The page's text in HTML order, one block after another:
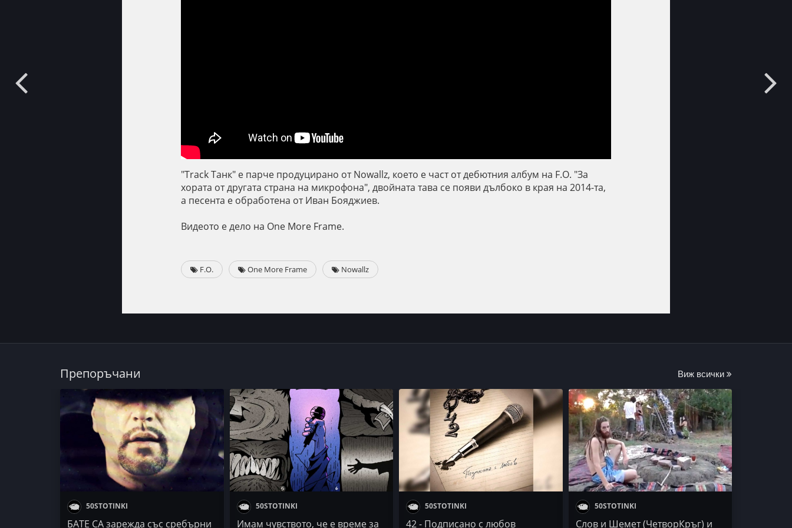
"Track Танк" е парче продуцирано от Nowallz, което е част от дебютния албум на F.O. "За
хората от другата страна на микрофона", двойната тава се появи дълбоко в края на 2014-та,
а песента е обработена от Иван Бояджиев.
Видеото е дело на One More Frame.
F.O. One More Frame Nowallz
Препоръчани Виж всички
50STOTINKI
БАТЕ СА зарежда със сребърни
50STOTINKI
Имам чувството, че е време за
50STOTINKI
42 - Подписано с любов
50STOTINKI
Слов и Шемет (ЧетворКръг) и